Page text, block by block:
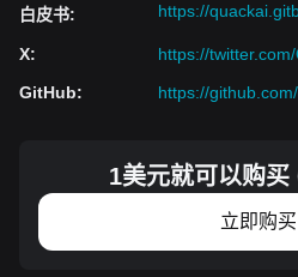
白皮书: https://
X:
https://
GitHub: https://
1美元就可以购
立即购